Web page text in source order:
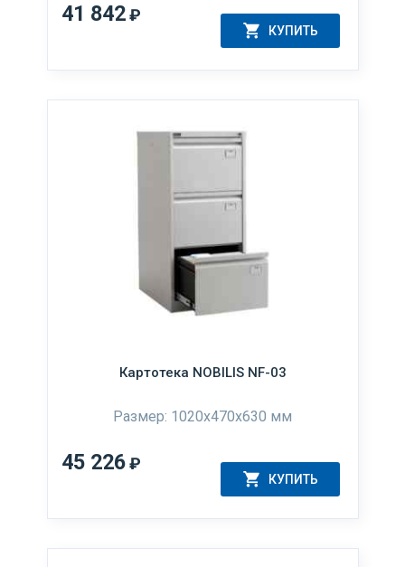
41 842₽
КУПИТЬ
Картотека NOBILIS NF-03
Размер: 1020x470x630 мм
45 226₽
КУПИТЬ